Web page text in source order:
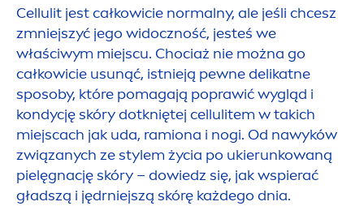
Cellulit jest całkowicie normalny, ale jeśli chcesz
zmniejszyć jego widoczność, jesteś we
właściwym miejscu. Chociaż nie można go
całkowicie usunąć, istnieją pewne delikatne
sposoby, które pomagają poprawić wygląd i
kondycję skóry dotkniętej cellulitem w takich
miejscach jak uda, ramiona i nogi. Od nawyków
związanych ze stylem życia po ukierunkowaną
pielęgnację skóry – dowiedz się, jak wspierać
gładszą i jędrniejszą skórę każdego dnia.